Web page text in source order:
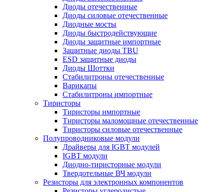
Диоды отечественные
Диоды силовые отечественные
Диодные мосты
Диоды быстродействующие
Диоды защитные импортные
Защитные диоды TBU
ESD защитные диоды
Диоды Шоттки
Стабилитроны отечественные
Варикапы
Стабилитроны импортные
Тиристоры
Тиристоры импортные
Тиристоры маломощные отечественные
Тиристоры силовые отечественные
Полупроводниковые модули
Драйверы для IGBT модулей
IGBT модули
Диодно-тиристорные модули
Твердотельные ВЧ модули
Резисторы для электронных компонентов